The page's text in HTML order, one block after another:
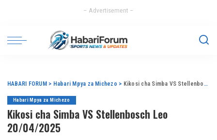
– Advertisement –
HABARI FORUM > Habari Mpya za Michezo > Kikosi cha Simba VS Stellenbosch Leo 20/04/2025
Habari Mpya za Michezo
Kikosi cha Simba VS Stellenbosch Leo
20/04/2025